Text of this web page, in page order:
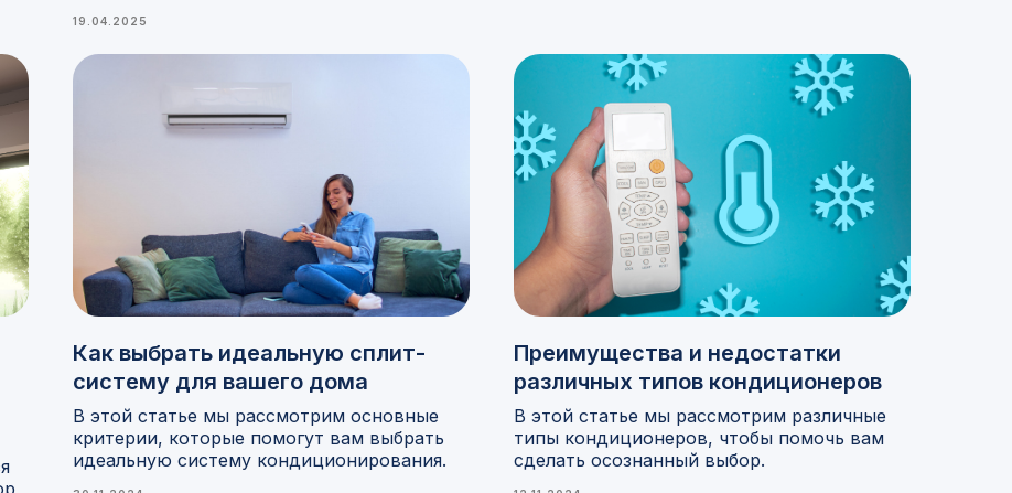
19.04.2025
Как выбрать идеальную сплит-
систему для вашего дома
В этой статье мы рассмотрим основные
критерии, которые помогут вам выбрать
идеальную систему кондиционирования.
Преимущества и недостатки
различных типов кондиционеров
В этой статье мы рассмотрим различные
типы кондиционеров, чтобы помочь вам
сделать осознанный выбор.